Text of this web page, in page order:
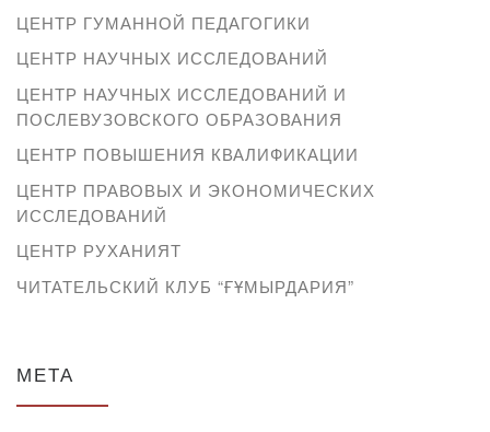
ЦЕНТР ГУМАННОЙ ПЕДАГОГИКИ
ЦЕНТР НАУЧНЫХ ИССЛЕДОВАНИЙ
ЦЕНТР НАУЧНЫХ ИССЛЕДОВАНИЙ И
ПОСЛЕВУЗОВСКОГО ОБРАЗОВАНИЯ
ЦЕНТР ПОВЫШЕНИЯ КВАЛИФИКАЦИИ
ЦЕНТР ПРАВОВЫХ И ЭКОНОМИЧЕСКИХ
ИССЛЕДОВАНИЙ
ЦЕНТР РУХАНИЯТ
ЧИТАТЕЛЬСКИЙ КЛУБ “ҒҰМЫРДАРИЯ”
МЕТА